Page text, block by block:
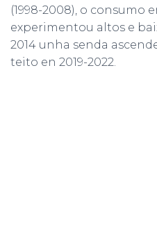
(1998-2008), o consumo
experimentou altos e
2014 unha senda
teito en 2019-2022.